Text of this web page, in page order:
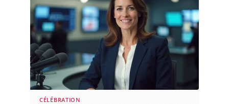
CÉLÉBRATION